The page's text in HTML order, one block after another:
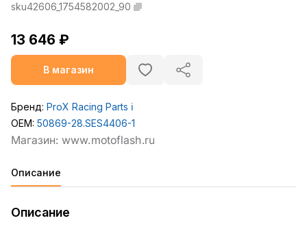
sku42606_1754582002_90
13 646 ₽
В магазин
Бренд: ProX Racing Parts ℹ️
OEM: 50869-28.SES4406-1
Описание
Описание